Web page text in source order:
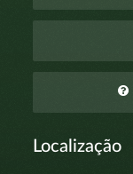
Localização